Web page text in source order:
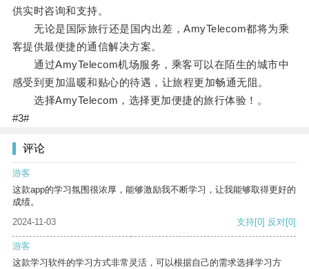
供实时咨询和支持。
无论是国际旅行还是国内出差，AmyTelecom都将为乘
客提供最便捷的通信解决方案。
通过AmyTelecom机场服务，乘客可以在陌生的城市中
感受到更加温暖和贴心的待遇，让旅程更加畅通无阻。
选择AmyTelecom，选择更加便捷的旅行体验！。
#3#
评论
游客
这款app的学习氛围很浓厚，能够激励我不断学习，让我能够取得更好的
成绩。
2024-11-03
支持[0] 反对[0]
游客
这款学习软件的学习方式非常灵活，可以根据自己的需求选择学习方